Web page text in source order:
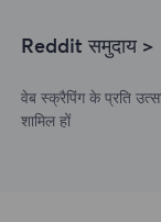
Reddit समुदाय >
वेब स्क्रैपिंग के प्रति
शामिल हों